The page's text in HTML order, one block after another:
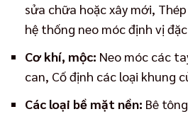
sửa chữa hoặc xây mới,
hệ thống neo móc định vị
Cơ khí, mộc: Neo móc các
can, Cố định các loại khung
Các loại bề mặt nền: Bê